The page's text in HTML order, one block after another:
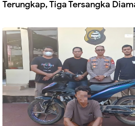
Terungkap, Tiga Tersangka